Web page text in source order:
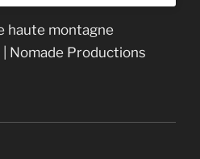
haute montagne
Nomade Productions